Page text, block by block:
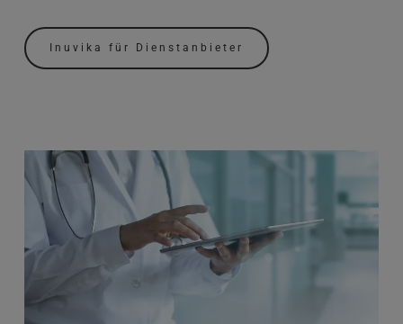
Inuvika für Dienstanbieter